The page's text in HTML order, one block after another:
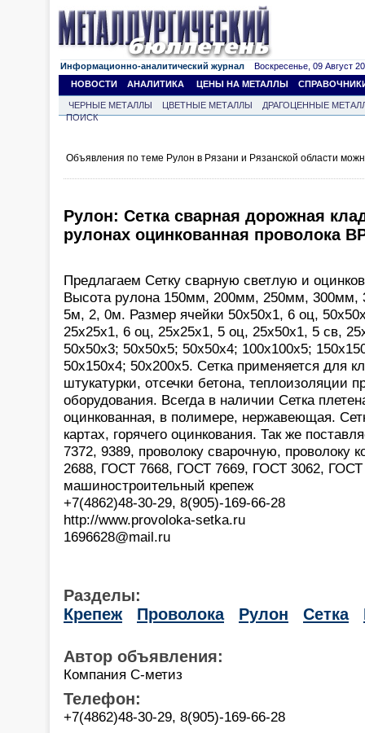
Информационно-аналитический журнал Воскресенье, 09 Август
НОВОСТИ
АНАЛИТИКА ЦЕНЫ НА МЕТАЛЛЫ
ЧЕРНЫЕ МЕТАЛЛЫ ЦВЕТНЫЕ МЕТАЛЛЫ
ДРАГОЦЕННЫЕ
ПОИСК
Объявления по теме Рулон в Рязани и Рязанской области
Рулон: Сетка сварная дорожная
рулонах оцинкованная проволока
Предлагаем Сетку сварную светлую и
Высота рулона 150мм, 200мм, 250мм,
5м, 2, 0м. Размер ячейки 50х50х1, 6 оц,
25х25х1, 6 оц, 25х25х1, 5 оц, 25х50х1, 5 св,
50х50х3; 50х50х5; 50х50х4; 100х100х5;
50х150х4; 50х200х5. Сетка применяется для
штукатурки, отсечки бетона, теплоизоляции
оборудования. Всегда в наличии Сетка
оцинкованная, в полимере, нержавеющая.
картах, горячего оцинкования. Так же
7372, 9389, проволоку сварочную, проволоку
2688, ГОСТ 7668, ГОСТ 7669, ГОСТ 3062,
машиностроительный крепеж
+7(4862)48-30-29, 8(905)-169-66-28
http://www.provoloka-setka.ru
1696628@mail.ru
Разделы:
Крепеж
Проволока Рулон Сетка
Автор объявления:
Компания С-метиз
Телефон:
+7(4862)48-30-29, 8(905)-169-66-28